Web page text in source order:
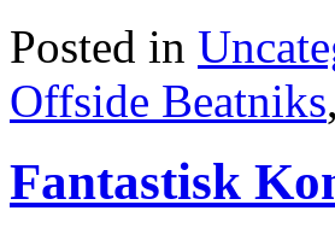
Posted in
Offside Beatniks,
Fantastisk